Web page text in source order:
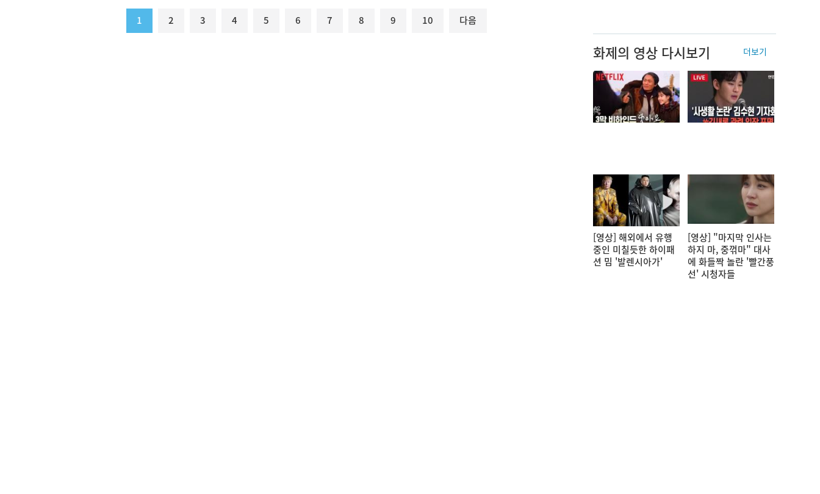
1 2 3 4 5 6 7 8 9 10 다음
화제의 영상 다시보기 더보기
[영상] 해외에서 유행
중인 미칠듯한 하이패
션 밈 '발렌시아가'
[영상] "마지막 인사는
하지 마, 중꺾마" 대사
에 화들짝 놀란 '빨간풍
선' 시청자들